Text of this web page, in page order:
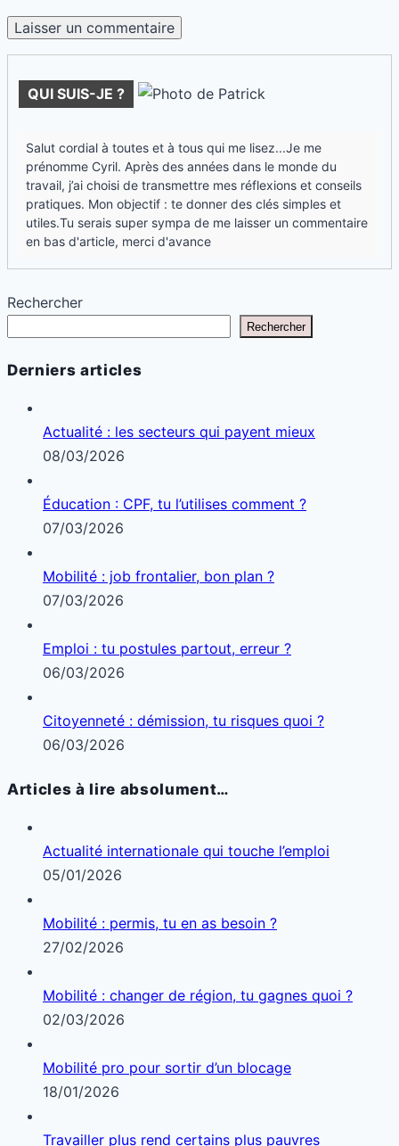
QUI SUIS-JE ?
Salut cordial à toutes et à tous qui me lisez...Je me
prénomme Cyril. Après des années dans le monde du
travail, j’ai choisi de transmettre mes réflexions et conseils
pratiques. Mon objectif : te donner des clés simples et
utiles.Tu serais super sympa de me laisser un commentaire
en bas d'article, merci d'avance
Rechercher
Rechercher
Derniers articles
Actualité : les secteurs qui payent mieux
08/03/2026
Éducation : CPF, tu l’utilises comment ?
07/03/2026
Mobilité : job frontalier, bon plan ?
07/03/2026
Emploi : tu postules partout, erreur ?
06/03/2026
Citoyenneté : démission, tu risques quoi ?
06/03/2026
Articles à lire absolument…
Actualité internationale qui touche l’emploi
05/01/2026
Mobilité : permis, tu en as besoin ?
27/02/2026
Mobilité : changer de région, tu gagnes quoi ?
02/03/2026
Mobilité pro pour sortir d’un blocage
18/01/2026
Travailler plus rend certains plus pauvres